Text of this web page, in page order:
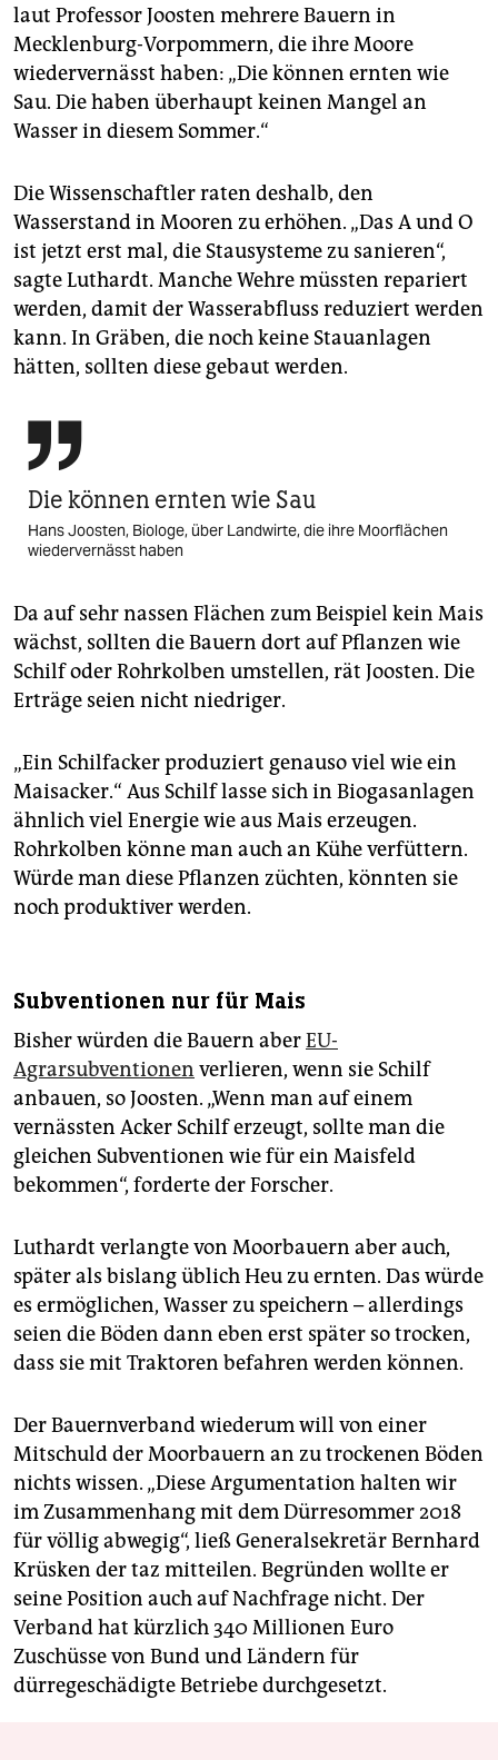
laut Professor Joosten mehrere Bauern in
Mecklenburg-Vorpommern, die ihre Moore
wiedervernässt haben: „Die können ernten wie
Sau. Die haben überhaupt keinen Mangel an
Wasser in diesem Sommer.“
Die Wissenschaftler raten deshalb, den
Wasserstand in Mooren zu erhöhen. „Das A und O
ist jetzt erst mal, die Stausysteme zu sanieren“,
sagte Luthardt. Manche Wehre müssten repariert
werden, damit der Wasserabfluss reduziert werden
kann. In Gräben, die noch keine Stauanlagen
hätten, sollten diese gebaut werden.

Die können ernten wie Sau
Hans Joosten, Biologe, über Landwirte, die ihre Moorflächen
wiedervernässt haben
Da auf sehr nassen Flächen zum Beispiel kein Mais
wächst, sollten die Bauern dort auf Pflanzen wie
Schilf oder Rohrkolben umstellen, rät Joosten. Die
Erträge seien nicht niedriger.
„Ein Schilfacker produziert genauso viel wie ein
Maisacker.“ Aus Schilf lasse sich in Biogasanlagen
ähnlich viel Energie wie aus Mais erzeugen.
Rohrkolben könne man auch an Kühe verfüttern.
Würde man diese Pflanzen züchten, könnten sie
noch produktiver werden.
Subventionen nur für Mais
Bisher würden die Bauern aberEU-
Agrarsubventionen verlieren, wenn sie Schilf
anbauen, so Joosten. „Wenn man auf einem
vernässten Acker Schilf erzeugt, sollte man die
gleichen Subventionen wie für ein Maisfeld
bekommen“, forderte der Forscher.
Luthardt verlangte von Moorbauern aber auch,
später als bislang üblich Heu zu ernten. Das würde
es ermöglichen, Wasser zu speichern – allerdings
seien die Böden dann eben erst später so trocken,
dass sie mit Traktoren befahren werden können.
Der Bauernverband wie­derum will von einer
Mitschuld der Moorbauern an zu trockenen Böden
nichts wissen. „Diese Argumentation halten wir
im Zusammenhang mit dem Dürresommer 2018
für völlig abwegig“, ließ Generalsekretär Bernhard
Krüsken der taz mitteilen. Begründen wollte er
seine Position auch auf Nachfrage nicht. Der
Verband hat kürzlich 340 Millionen Euro
Zuschüsse von Bund und Ländern für
dürregeschädigte Betriebe durchgesetzt.